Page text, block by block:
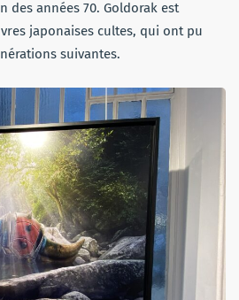
des années 70. Goldorak est
japonaises cultes, qui ont pu
suivantes.